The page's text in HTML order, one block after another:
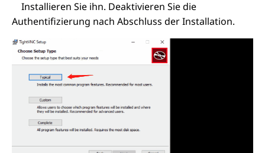
Installieren Sie ihn. Deaktivieren Sie die
Authentifizierung nach Abschluss der Installation.